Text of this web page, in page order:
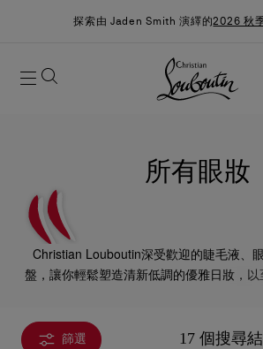
探索由 Jaden Smith 演繹的2026 秋
所有眼妝
Christian Louboutin深受歡迎的睫毛液、
盤，讓你輕鬆塑造清新低調的優雅日妝，
篩選 17 個搜尋